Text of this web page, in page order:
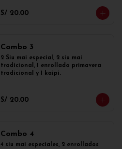
S/ 20.00
Combo 3
2 Siu mai especial, 2 siu mai
tradicional, 1 enrollado primavera
tradicional y 1 kaipi.
S/ 20.00
Combo 4
4 siu mai especiales, 2 enrollados